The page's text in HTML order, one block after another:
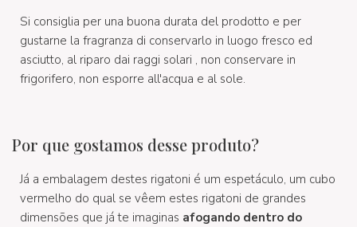
Si consiglia per una buona durata del prodotto e per
gustarne la fragranza di conservarlo in luogo fresco ed
asciutto, al riparo dai raggi solari , non conservare in
frigorifero, non esporre all'acqua e al sole.
Por que gostamos desse produto?
Já a embalagem destes rigatoni é um espetáculo, um cubo
vermelho do qual se vêem estes rigatoni de grandes
dimensões que já te imaginas afogando dentro do